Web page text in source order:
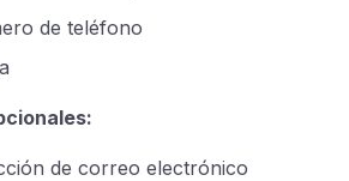
de teléfono
de correo electrónico